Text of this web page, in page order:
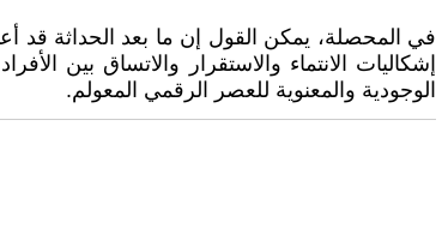
في المحصلة، يمكن القول إن ما بعد الحداثة قد
إشكاليات الانتماء والاستقرار والاتساق بين
الوجودية والمعنوية للعصر الرقمي المعولم.